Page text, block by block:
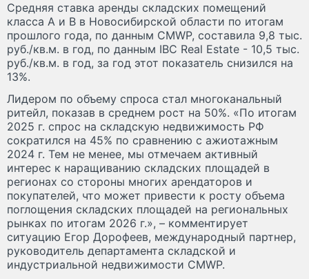
Средняя ставка аренды складских помещений
класса А и В в Новосибирской области по итогам
прошлого года, по данным CMWP, составила 9,8 тыс.
руб./кв.м. в год, по данным IBC Real Estate - 10,5 тыс.
руб./кв.м. в год, за год этот показатель снизился на
13%.
Лидером по объему спроса стал многоканальный
ритейл, показав в среднем рост на 50%. «По итогам
2025 г. спрос на складскую недвижимость РФ
сократился на 45% по сравнению с ажиотажным
2024 г. Тем не менее, мы отмечаем активный
интерес к наращиванию складских площадей в
регионах со стороны многих арендаторов и
покупателей, что может привести к росту объема
поглощения складских площадей на региональных
рынках по итогам 2026 г.», – комментирует
ситуацию Егор Дорофеев, международный партнер,
руководитель департамента складской и
индустриальной недвижимости CMWP.